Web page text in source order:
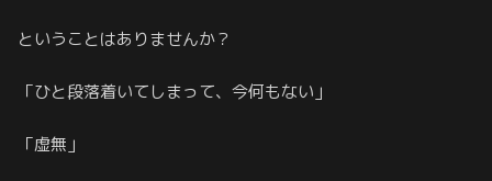
ということはありませんか？
「ひと段落着いてしまって、今何もない」
「虚無」